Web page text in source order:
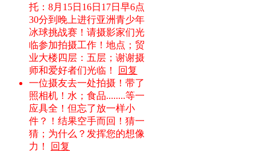
托：8月15日16日17日早6点
30分到晚上进行亚洲青少年
冰球挑战赛！请摄影家们光
临参加拍摄工作！地点；贸
业大楼四层：五层；谢谢摄
师和爱好者们光临！
回复
一位摄友去一处拍摄！带了
照相机！水；食品........等一
应具全！但忘了放一样小
件？！结果空手而回！猜一
猜；为什么？发挥您的想像
力！
回复